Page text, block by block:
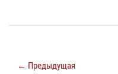
← Предыдущая